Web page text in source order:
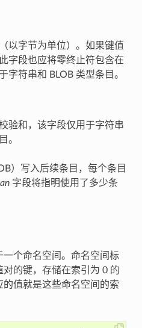
以字节为单位）。如果键值
字段也应将零终止符包含在
字符串和 BLOB 类型条目。
验和，该字段仅用于字符串
。
）写入后续条目，每个条目
字段将指明使用了多少条
个命名空间。命名空间标
的键，存储在索引为 0 的
值就是这些命名空间的索